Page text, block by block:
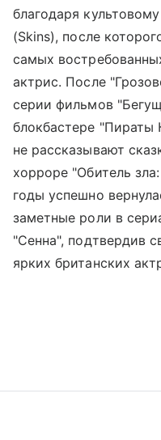
благодаря
(Skins), после
самых
актрис. После
серии фильмов
блокбастере
не рассказывают
хорроре "Обитель
годы успешно
заметные роли в
"Сенна", подтвердив
ярких британских